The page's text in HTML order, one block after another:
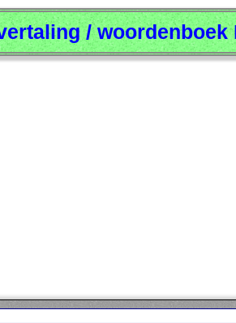
/ woordenboek